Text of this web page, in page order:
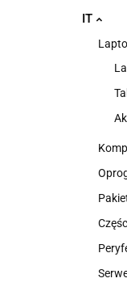
IT